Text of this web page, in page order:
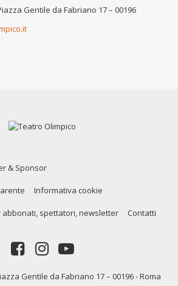
Gentile da Fabriano 17 – 00196
& Sponsor
Informativa cookie
spettatori, newsletter Contatti
Gentile da Fabriano 17 – 00196 - Roma